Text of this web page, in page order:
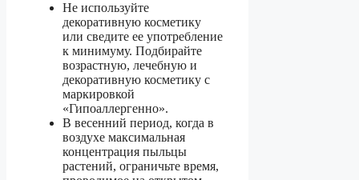
Не используйте
декоративную косметику
или сведите ее употребление
к минимуму. Подбирайте
возрастную, лечебную и
декоративную косметику с
маркировкой
«Гипоаллергенно».
В весенний период, когда в
воздухе максимальная
концентрация пыльцы
растений, ограничьте время,